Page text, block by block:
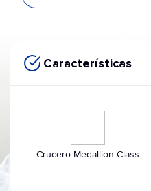
Características
Crucero Medallion Class